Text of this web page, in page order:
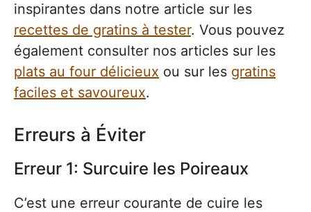
inspirantes dans notre article sur les
recettes de gratins à tester. Vous pouvez
également consulter nos articles sur les
plats au four délicieux ou sur les gratins
faciles et savoureux.
Erreurs à Éviter
Erreur 1: Surcuire les Poireaux
C’est une erreur courante de cuire les